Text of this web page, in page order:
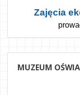
Zajęcia
MUZEUM